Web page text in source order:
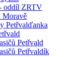
oddíl ZRTV
Moravě
Petřvalďanka
Petřvald
Petřvaldík